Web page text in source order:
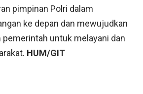
pimpinan Polri dalam
ke depan dan mewujudkan
untuk melayani dan
HUM/GIT